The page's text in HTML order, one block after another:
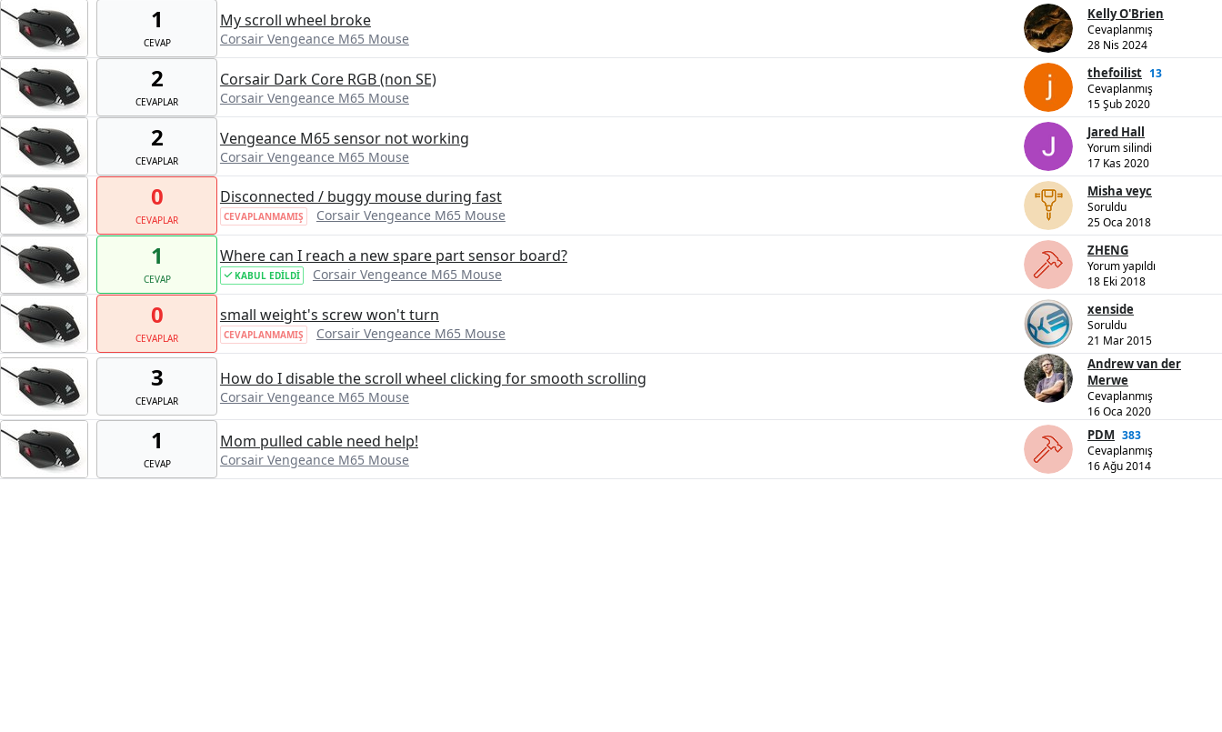
1
CEVAP
My scroll wheel broke
Corsair Vengeance M65 Mouse
Kelly O'Brien
Cevaplanmış
28 Nis 2024
2
CEVAPLAR
Corsair Dark Core RGB (non SE)
Corsair Vengeance M65 Mouse
thefoilist 13
Cevaplanmış
15 Şub 2020
2
CEVAPLAR
Vengeance M65 sensor not working
Corsair Vengeance M65 Mouse
Jared Hall
Yorum silindi
17 Kas 2020
0
CEVAPLAR
Disconnected / buggy mouse during fast
CEVAPLANMAMIŞ Corsair Vengeance M65 Mouse
Misha veyc
Soruldu
25 Oca 2018
1
CEVAP
Where can I reach a new spare part sensor board?
KABUL EDILDI Corsair Vengeance M65 Mouse
ZHENG
Yorum yapıldı
18 Eki 2018
0
CEVAPLAR
small weight's screw won't turn
CEVAPLANMAMIŞ Corsair Vengeance M65 Mouse
xenside
Soruldu
21 Mar 2015
3
CEVAPLAR
How do I disable the scroll wheel clicking for smooth scrolling
Corsair Vengeance M65 Mouse
Andrew van der
Merwe
Cevaplanmış
16 Oca 2020
1
CEVAP
Mom pulled cable need help!
Corsair Vengeance M65 Mouse
PDM 383
Cevaplanmış
16 Ağu 2014